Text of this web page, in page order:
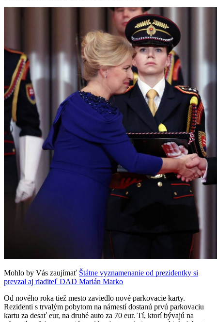
Mohlo by Vás zaujímať Štátne vyznamenanie od prezidentky si
prevzal aj riaditeľ DAD Marián Marko
Od nového roka tiež mesto zaviedlo nové parkovacie karty.
Rezidenti s trvalým pobytom na námestí dostanú prvú parkovaciu
kartu za desať eur, na druhé auto za 70 eur. Tí, ktorí bývajú na